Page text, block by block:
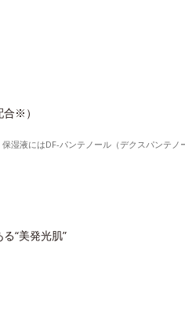
※）
液にはDF-パンテノール（デクスパンテノ
“美発光肌”